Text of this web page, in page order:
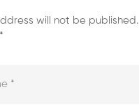
will not be published.
*